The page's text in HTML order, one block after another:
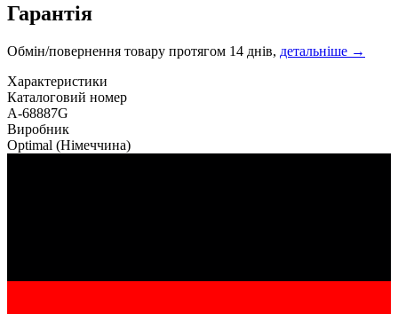
Гарантія
Обмін/повернення товару протягом 14 днів, детальніше →
Характеристики
Каталоговий номер
A-68887G
Виробник
Optimal (Німеччина)